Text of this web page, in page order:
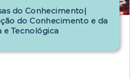
do Conhecimento|
do Conhecimento e da
e Tecnológica